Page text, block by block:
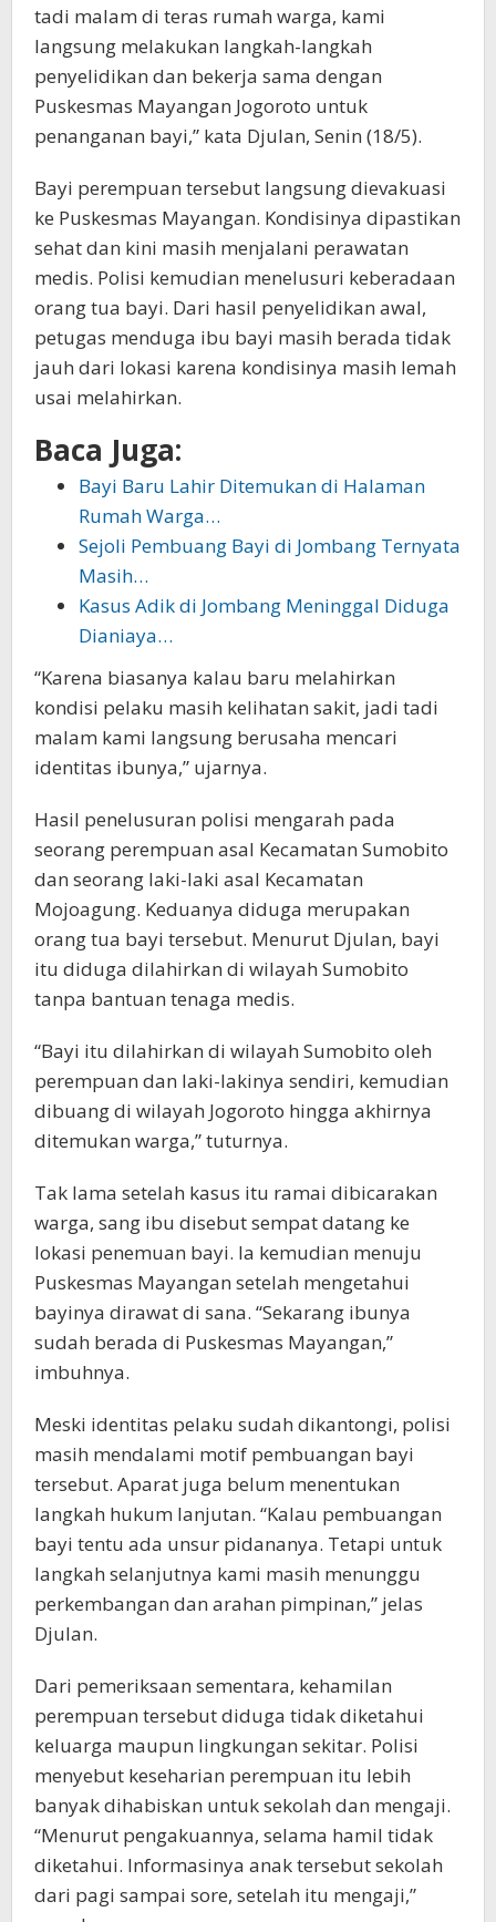
tadi malam di teras rumah warga, kami
langsung melakukan langkah-langkah
penyelidikan dan bekerja sama dengan
Puskesmas Mayangan Jogoroto untuk
penanganan bayi,” kata Djulan, Senin (18/5).
Bayi perempuan tersebut langsung dievakuasi
ke Puskesmas Mayangan. Kondisinya dipastikan
sehat dan kini masih menjalani perawatan
medis. Polisi kemudian menelusuri keberadaan
orang tua bayi. Dari hasil penyelidikan awal,
petugas menduga ibu bayi masih berada tidak
jauh dari lokasi karena kondisinya masih lemah
usai melahirkan.
Baca Juga:
Bayi Baru Lahir Ditemukan di Halaman
Rumah Warga…
Sejoli Pembuang Bayi di Jombang Ternyata
Masih…
Kasus Adik di Jombang Meninggal Diduga
Dianiaya…
“Karena biasanya kalau baru melahirkan
kondisi pelaku masih kelihatan sakit, jadi tadi
malam kami langsung berusaha mencari
identitas ibunya,” ujarnya.
Hasil penelusuran polisi mengarah pada
seorang perempuan asal Kecamatan Sumobito
dan seorang laki-laki asal Kecamatan
Mojoagung. Keduanya diduga merupakan
orang tua bayi tersebut. Menurut Djulan, bayi
itu diduga dilahirkan di wilayah Sumobito
tanpa bantuan tenaga medis.
“Bayi itu dilahirkan di wilayah Sumobito oleh
perempuan dan laki-lakinya sendiri, kemudian
dibuang di wilayah Jogoroto hingga akhirnya
ditemukan warga,” tuturnya.
Tak lama setelah kasus itu ramai dibicarakan
warga, sang ibu disebut sempat datang ke
lokasi penemuan bayi. Ia kemudian menuju
Puskesmas Mayangan setelah mengetahui
bayinya dirawat di sana. “Sekarang ibunya
sudah berada di Puskesmas Mayangan,”
imbuhnya.
Meski identitas pelaku sudah dikantongi, polisi
masih mendalami motif pembuangan bayi
tersebut. Aparat juga belum menentukan
langkah hukum lanjutan. “Kalau pembuangan
bayi tentu ada unsur pidananya. Tetapi untuk
langkah selanjutnya kami masih menunggu
perkembangan dan arahan pimpinan,” jelas
Djulan.
Dari pemeriksaan sementara, kehamilan
perempuan tersebut diduga tidak diketahui
keluarga maupun lingkungan sekitar. Polisi
menyebut keseharian perempuan itu lebih
banyak dihabiskan untuk sekolah dan mengaji.
“Menurut pengakuannya, selama hamil tidak
diketahui. Informasinya anak tersebut sekolah
dari pagi sampai sore, setelah itu mengaji,”